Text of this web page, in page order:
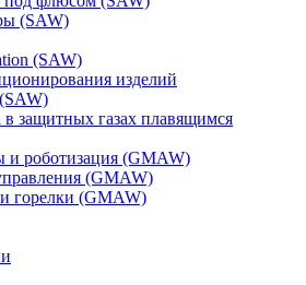
(SAW)
(SAW)
изделий
в защитных газах плавящимся
и роботизация (GMAW)
(GMAW)
горелки (GMAW)